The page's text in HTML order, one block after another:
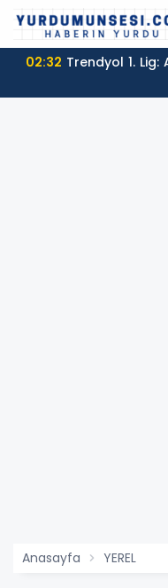
02:32 Trendyol 1.
Anasayfa YEREL